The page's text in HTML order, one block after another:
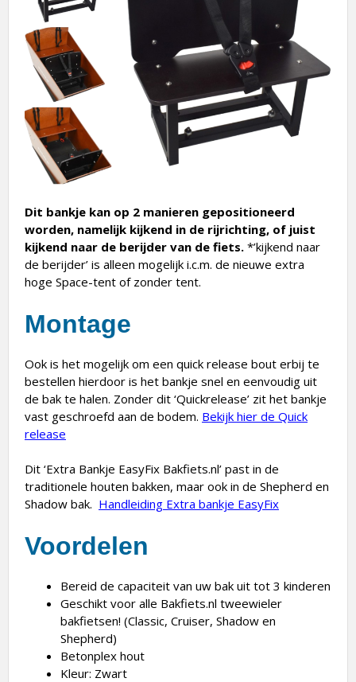
Dit bankje kan op 2 manieren gepositioneerd
worden, namelijk kijkend in de rijrichting, of juist
kijkend naar de berijder van de fiets. *’kijkend naar
de berijder’ is alleen mogelijk i.c.m. de nieuwe extra
hoge Space-tent of zonder tent.
Montage
Ook is het mogelijk om een quick release bout erbij te
bestellen hierdoor is het bankje snel en eenvoudig uit
de bak te halen. Zonder dit ‘Quickrelease’ zit het bankje
vast geschroefd aan de bodem. Bekijk hier de Quick
release
Dit ‘Extra Bankje EasyFix Bakfiets.nl’ past in de
traditionele houten bakken, maar ook in de Shepherd en
Shadow bak. Handleiding Extra bankje EasyFix
Voordelen
Bereid de capaciteit van uw bak uit tot 3 kinderen
Geschikt voor alle Bakfiets.nl tweewieler
bakfietsen! (Classic, Cruiser, Shadow en
Shepherd)
Betonplex hout
Kleur: Zwart